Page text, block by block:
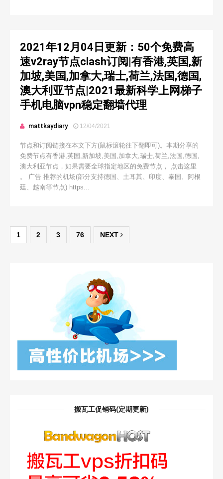
2021年12月04日更新：50个免费高
速v2ray节点clash订阅|有香港,英国,新
加坡,美国,加拿大,瑞士,荷兰,法国,德国,
澳大利亚节点|2021最新科学上网梯子
手机电脑vpn稳定翻墙代理
mattkaydiary 12/04/2021
节点和订阅链接在本文下方(鼠标滚轮往下翻即可)。本期分享的
免费节点有香港,英国,新加坡,美国,加拿大,瑞士,荷兰,法国,德国,
澳大利亚节点，如果需要全球指定地区的免费节点， 点击这里
。 广告 推荐的机场(部分支持德国、土耳其、印度、泰国、阿根
廷、越南等节点) https...
1 2 3 76 NEXT
搬瓦工促销码(定期更新)